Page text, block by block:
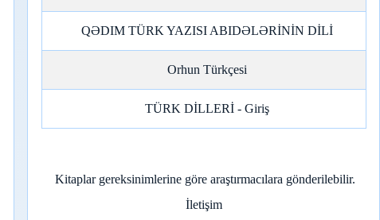
QƏDIM TÜRK YAZISI ABIDƏLƏRİNİN DİLİ
Orhun Türkçesi
TÜRK DİLLERİ - Giriş
Kitaplar gereksinimlerine göre araştırmacılara gönderilebilir.
İletişim